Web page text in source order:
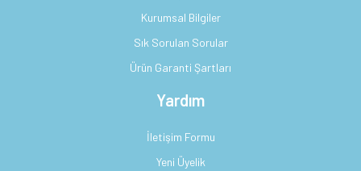
Kurumsal Bilgiler
Sık Sorulan Sorular
Ürün Garanti Şartları
Yardım
İletişim Formu
Yeni Üyelik